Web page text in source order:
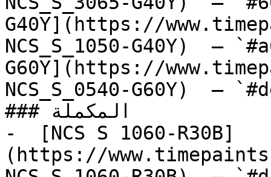
G40Y](https://
NCS_S_1050-G40Y)  —
G60Y](https://
NCS_S_0540-G60Y)  —
### المكملة
-  [NCS S 1060-R30B]
(https://